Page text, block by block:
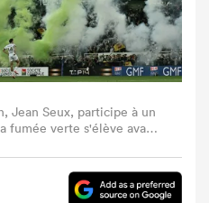
Jean Seux, participe à un
fumée verte s'élève avant
l'US Montauban au Stade
ouest de la France, le 6
/ AFP via Getty